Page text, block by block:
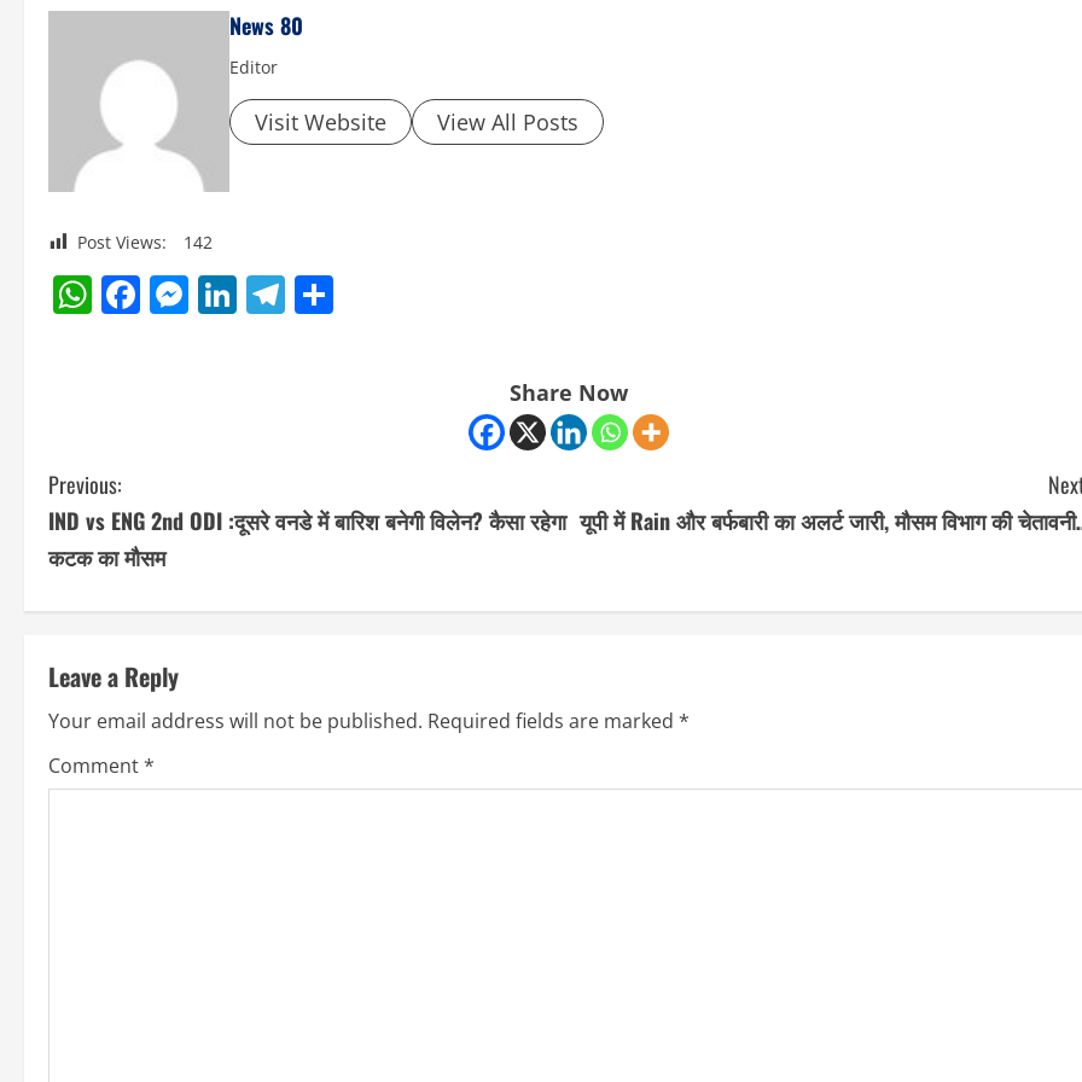
News 80
Editor
Visit Website View All Posts
Post Views: 142
WhatsApp
Facebook
Messenger
LinkedIn
Telegram
Share Now
C
o
i
n
u
Previous:
IND vs ENG 2nd ODI :दूसरे वनडे में बारिश बनेगी विलेन? कैसा रहेगा
कटक का मौसम
यूपी में Rain और बर्फबारी का अलर्ट जारी, मौसम विभाग की
Leave a Reply
Your email address will not be published. Required fields are marked *
Comment*